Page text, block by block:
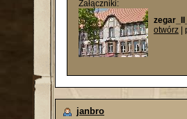
Załączniki:
otwórz
janbro